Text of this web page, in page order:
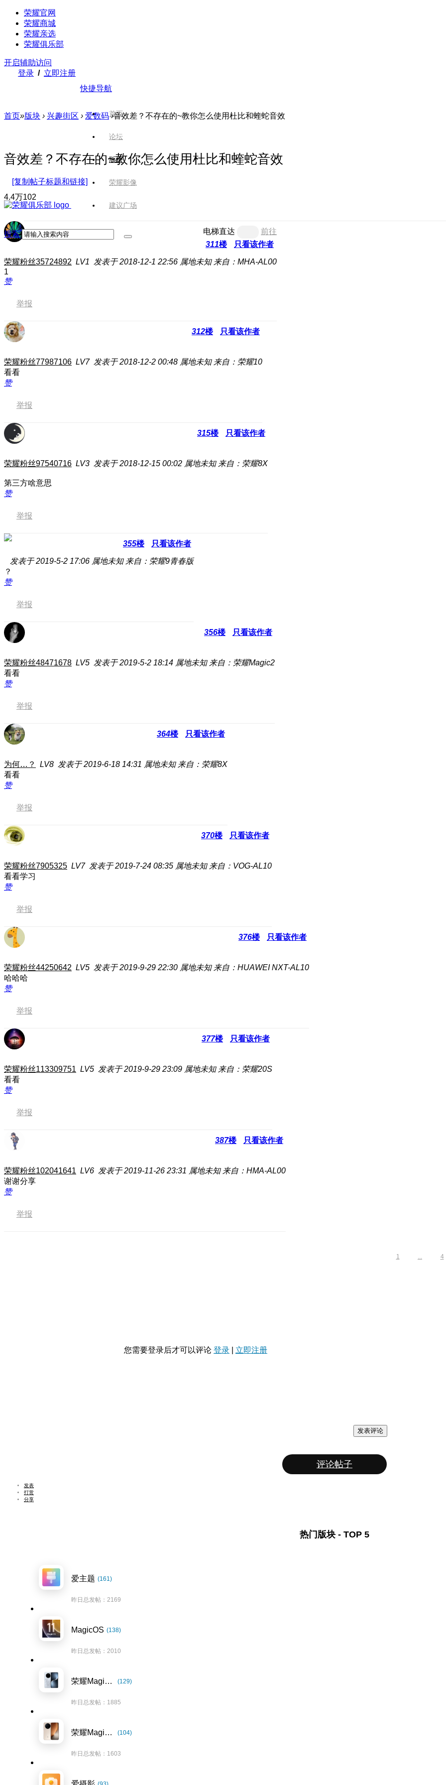
荣耀官网
荣耀商城
荣耀亲选
荣耀俱乐部
开启辅助访问
登录 / 立即注册
快捷导航
首页
论坛
版块
荣耀影像
建议广场
搜索
首页»版块 › 兴趣街区 › 爱数码 ›音效差？不存在的~教你怎么使用杜比和蝰蛇音效
音效差？不存在的~教你怎么使用杜比和蝰蛇音效
[复制帖子标题和链接]
4.4万102
电梯直达
前往
311楼 只看该作者
荣耀粉丝35724892 LV1 发表于 2018-12-1 22:56 属地未知 来自：MHA-AL00
1
赞
举报
312楼 只看该作者
荣耀粉丝77987106 LV7 发表于 2018-12-2 00:48 属地未知 来自：荣耀10
看看
赞
举报
315楼 只看该作者
荣耀粉丝97540716 LV3 发表于 2018-12-15 00:02 属地未知 来自：荣耀8X
第三方啥意思
赞
举报
355楼 只看该作者
发表于 2019-5-2 17:06 属地未知 来自：荣耀9青春版
？
赞
举报
356楼 只看该作者
荣耀粉丝48471678 LV5 发表于 2019-5-2 18:14 属地未知 来自：荣耀Magic2
看看
赞
举报
364楼 只看该作者
为何…？ LV8 发表于 2019-6-18 14:31 属地未知 来自：荣耀8X
看看
赞
举报
370楼 只看该作者
荣耀粉丝7905325 LV7 发表于 2019-7-24 08:35 属地未知 来自：VOG-AL10
看看学习
赞
举报
376楼 只看该作者
荣耀粉丝44250642 LV5 发表于 2019-9-29 22:30 属地未知 来自：HUAWEI NXT-AL10
哈哈哈
赞
举报
377楼 只看该作者
荣耀粉丝113309751 LV5 发表于 2019-9-29 23:09 属地未知 来自：荣耀20S
看看
赞
举报
387楼 只看该作者
荣耀粉丝102041641 LV6 发表于 2019-11-26 23:31 属地未知 来自：HMA-AL00
谢谢分享
赞
举报
1 ... 4
您需要登录后才可以评论 登录 立即注册
发表评论
评论帖子
发表
打赏
分享
热门版块 - TOP 5
爱主题 (161)
昨日总发帖：2169
MagicOS (138)
昨日总发帖：2010
荣耀Magic7系列 (129)
昨日总发帖：1885
荣耀Magic8系列 (104)
昨日总发帖：1603